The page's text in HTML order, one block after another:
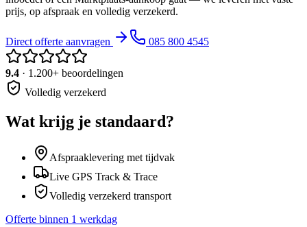
prijs, op afspraak en volledig verzekerd.
Direct offerte aanvragen 085 800 4545
9.4 · 1.200+ beoordelingen
Volledig verzekerd
Wat krijg je standaard?
Afspraaklevering met tijdvak
Live GPS Track & Trace
Volledig verzekerd transport
Offerte binnen 1 werkdag